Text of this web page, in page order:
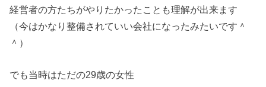
経営者の方たちがやりたかったことも理解が出来ます
（今はかなり整備されていい会社になったみたいです＾
＾）
でも当時はただの29歳の女性